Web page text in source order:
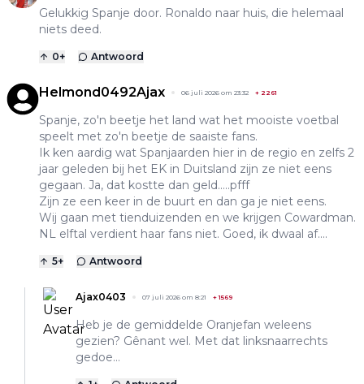
Gelukkig Spanje door. Ronaldo naar huis, die helemaal
niets deed.
0+ Antwoord
Helmond0492Ajax 06 juli 2026 om 23:32 + 2261
Spanje, zo'n beetje het land wat het mooiste voetbal
speelt met zo'n beetje de saaiste fans.
Ik ken aardig wat Spanjaarden hier in de regio en zelfs 2
jaar geleden bij het EK in Duitsland zijn ze niet eens
gegaan. Ja, dat kostte dan geld.....pfff
Zijn ze een keer in de buurt en dan ga je niet eens.
Wij gaan met tienduizenden en we krijgen Cowardman.
NL elftal verdient haar fans niet. Goed, ik dwaal af....
5+ Antwoord
Ajax0403 07 juli 2026 om 8:21 +1569
Heb je de gemiddelde Oranjefan weleens
gezien? Gênant wel. Met dat linksnaarrechts
gedoe…